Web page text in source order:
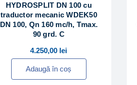
HYDROSPLIT DN 100 cu
traductor mecanic WDEK50
DN 100, Qn 160 mc/h, Tmax.
90 grd. C
4.250,00 lei
Adaugă în coș